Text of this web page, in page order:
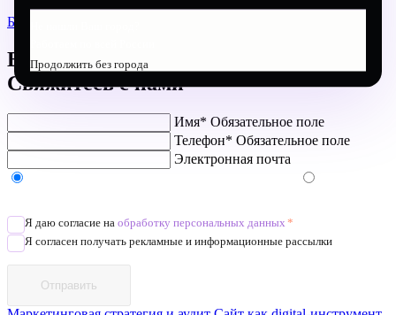
БЛОГ
Есть проект?
Свяжитесь с нами
Имя* Обязательное поле
Телефон* Обязательное поле
Электронная почта
Я даю согласие на обработку персональных данных *
Я согласен получать рекламные и информационные рассылки
Отправить
Продолжить без города